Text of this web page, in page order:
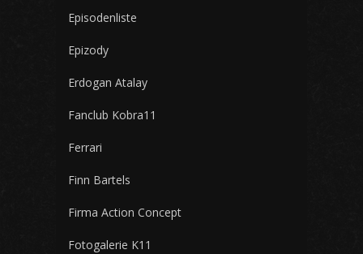
Episodenliste
Epizody
Erdogan Atalay
Fanclub Kobra11
Ferrari
Finn Bartels
Firma Action Concept
Fotogalerie K11